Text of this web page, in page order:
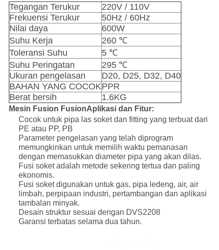
Tegangan Terukur
220V / 110V
Frekuensi Terukur
50Hz / 60Hz
Nilai daya
600W
Suhu Kerja
260 ℃
Toleransi Suhu
5 ℃
Suhu Peringatan
295 ℃
Ukuran pengelasan
D20, D25, D32, D40
BAHAN YANG COCOKPPR
Berat bersih
1.6KG
Mesin Fusion FusionAplikasi dan Fitur:
Cocok untuk pipa las soket dan fitting yang terbuat dari
PE atau PP, PB
Parameter pengelasan yang telah diprogram
memungkinkan untuk memilih waktu pemanasan
dengan memasukkan diameter pipa yang akan dilas.
Fusi soket adalah metode sekering tertua dan paling
ekonomis.
Fusi soket digunakan untuk gas, pipa ledeng, air, air
limbah, perpipaan industri, pertambangan dan aplikasi
tambalan minyak.
Desain struktur sesuai dengan DVS2208
Garansi terbatas selama dua tahun.